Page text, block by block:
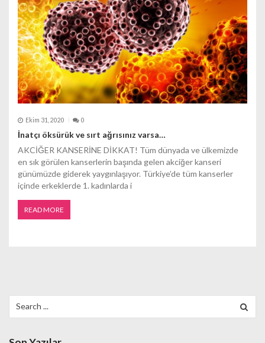
Ekim 31, 2020 0
İnatçı öksürük ve sırt ağrısınız varsa…
AKCİĞER KANSERİNE DİKKAT! Tüm dünyada ve ülkemizde
en sık görülen kanserlerin başında gelen akciğer kanseri
günümüzde giderek yaygınlaşıyor. Türkiye’de tüm kanserler
içinde erkeklerde 1. kadınlarda i
READ MORE
for: